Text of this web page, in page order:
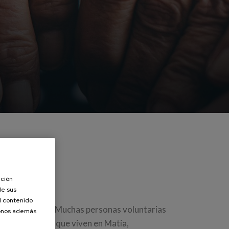
conHurkoa
. Muchas personas voluntarias
la entidad y que viven en Matia,
sus
contenido
además